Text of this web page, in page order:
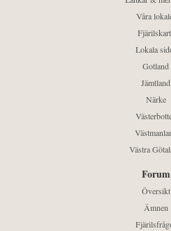
Våra
Lokala
Gotland
Jämtland
Närke
Västra
Forum
Översikt
Ämnen